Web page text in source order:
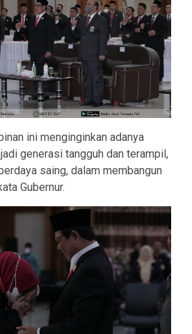
ini menginginkan adanya
generasi tangguh dan terampil,
saing, dalam membangun
Gubernur.